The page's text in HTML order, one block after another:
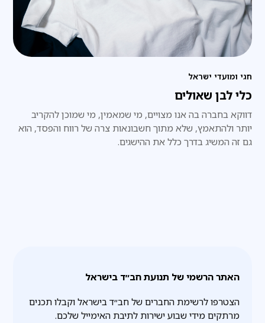
חגי ומועדי ישראל
כלי לבן שאולים
דווקא בחברה בה אנו מצויים, מי שמאמין, מי שמוכן להקריב
יותר ולהתאמץ, שלא מתוך חשבונאות צרה של רווח והפסד, הוא
גם זה המשיג בדרך כלל את ההישגים.
האתר הרשמי של תנועת חב״ד בישראל
הצטרפו לרשימת החברים של חב״ד בישראל וקבלו תכנים
מרתקים מידי שבוע ישירות לתיבת האימייל שלכם.